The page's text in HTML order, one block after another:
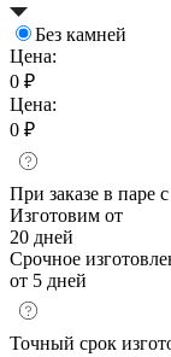
Без камней
Цена:
0 ₽
Цена:
0 ₽
При заказе в паре
Изготовим от
20 дней
Срочное
от 5 дней
Точный срок